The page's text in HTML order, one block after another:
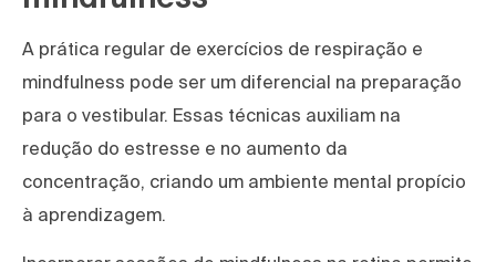
A prática regular de exercícios de respiração e
mindfulness pode ser um diferencial na preparação
para o vestibular. Essas técnicas auxiliam na
redução do estresse e no aumento da
concentração, criando um ambiente mental propício
à aprendizagem.